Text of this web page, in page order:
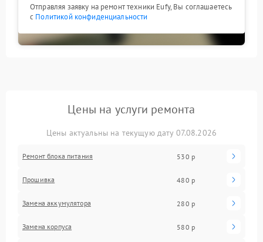
Отправляя заявку на ремонт техники Eufy, Вы соглашаетесь
с Политикой конфиденциальности
Цены на услуги ремонта
Цены актуальны на текущую дату 07.08.2026
Ремонт блока питания 530 р
Прошивка 480 р
Замена аккумулятора 280 р
Замена корпуса 580 р